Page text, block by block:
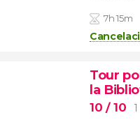
7h 15m
Tour
la
10 / 10